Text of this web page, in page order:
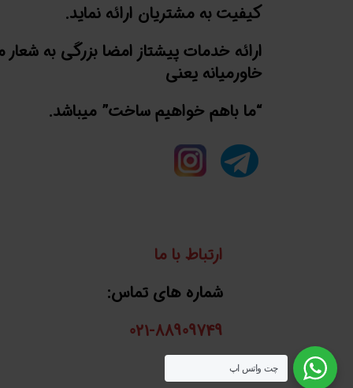
کیفیت به مشتریان ارائه نماید.
ارائه خدمات پیشتاز امضا بزرگی به شعار
خاورمیانه یعنی
“ما باهم خواهیم ساخت” میباشد.
ارتباط با ما
شماره های تماس:
021-88909749
چت واتس اپ